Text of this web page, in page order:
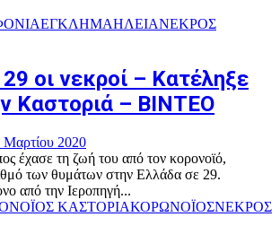
ΕΓΚΛΗΜΑΗΛΕΙΑΝΕΚΡΟΣ
οι νεκροί – Κατέληξε
Καστοριά – BINTEO
Μαρτίου 2020
έχασε τη ζωή του από τον κορονοϊό,
των θυμάτων στην Ελλάδα σε 29.
από την Ιεροπηγή...
ΚΑΣΤΟΡΙΑΚΟΡΩΝΟΪΟΣΝΕΚΡΟΣ